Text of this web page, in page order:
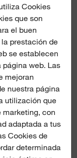
Cookies
que son
el buen
prestación de
se establecen
web. Las
mejoran
nuestra página
utilización que
marketing, con
adaptada a tus
Cookies de
determinada